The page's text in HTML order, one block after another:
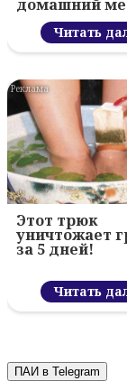
домашний
Читать
Этот трюк
уничтожает
за 5 дней!
Читать
ПАИ в Telegram